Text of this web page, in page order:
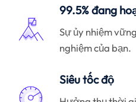
99.5% đang
Sự ủy nhiệm
nghiệm của bạn.
Siêu tốc độ